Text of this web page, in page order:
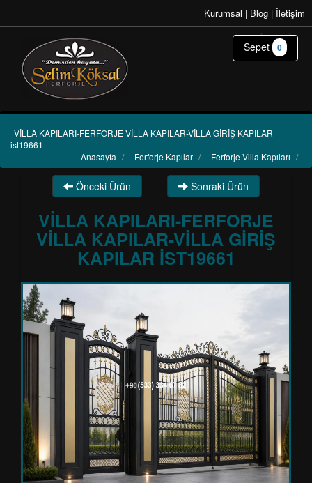
Kurumsal | Blog | İletişim
VİLLA KAPILARI-FERFORJE VİLLA KAPILAR-VİLLA GİRİŞ KAPILAR
ist19661
Ferforje Villa Kapıları /
Ferforje Kapılar /
Anasayfa /
Önceki Ürün Sonraki Ürün
VİLLA KAPILARI-FERFORJE
VİLLA KAPILAR-VİLLA GİRİŞ
KAPILAR IST19661
Sepet 0